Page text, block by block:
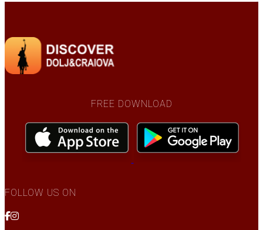
FREE DOWNLOAD
FOLLOW US ON